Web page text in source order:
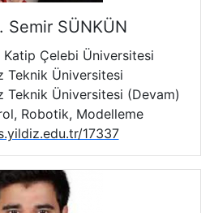
Semir SÜNKÜN
Katip Çelebi Üniversitesi
Teknik Üniversitesi
Teknik Üniversitesi (Devam)
Robotik, Modelleme
17337